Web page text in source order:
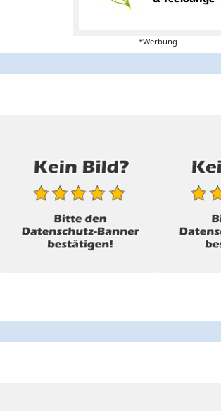
*Werbung